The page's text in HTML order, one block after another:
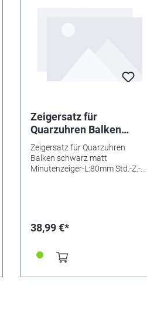
Zeigersatz für
Quarzuhren Balken
schwarz matt
Minutenzeiger-L:80mm
Std.-Z.-Ø:5,0 Min.-Z.-3,5
Zeigersatz für Quarzuhren
Balken schwarz matt
Minutenzeiger-L:80mm Std.-Z.-
38,99 €*